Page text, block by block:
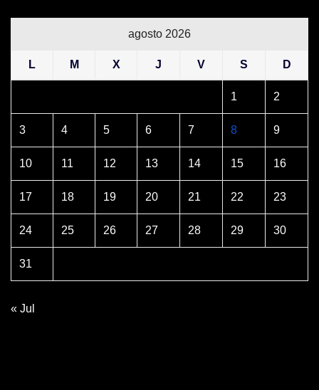
agosto 2026
L M X J V S D
1 2
3 4 5 6 7 8 9
10 11 12 13 14 15 16
17 18 19 20 21 22 23
24 25 26 27 28 29 30
31
« Jul